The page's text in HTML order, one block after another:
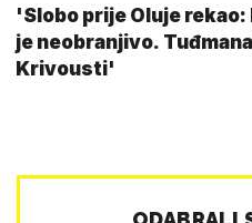
'Slobo prije Oluje rekao:
je neobranjivo.
Krivousti'